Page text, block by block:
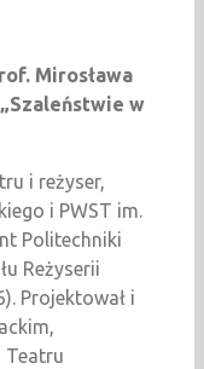
Mirosława
w
i reżyser,
i PWST im.
Politechniki
Reżyserii
Projektował i
Teatru